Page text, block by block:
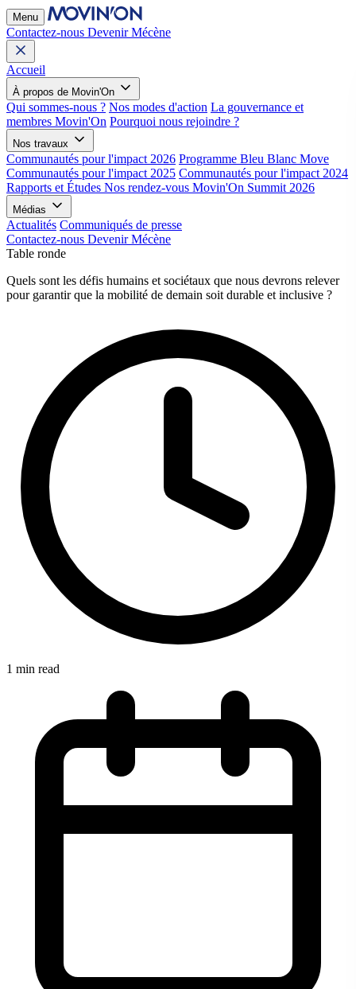
Menu
Contactez-nous Devenir Mécène
Accueil
À propos de Movin'On
Qui sommes-nous ? Nos modes d'action La gouvernance et
membres Movin'On Pourquoi nous rejoindre ?
Nos travaux
Communautés pour l'impact 2026 Programme Bleu Blanc Move
Communautés pour l'impact 2025 Communautés pour l'impact 2024
Rapports et Études Nos rendez-vous Movin'On Summit 2026
Médias
Actualités Communiqués de presse
Contactez-nous Devenir Mécène
Table ronde
Quels sont les défis humains et sociétaux que nous devrons relever
pour garantir que la mobilité de demain soit durable et inclusive ?
1 min read